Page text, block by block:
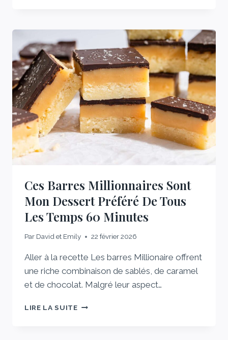
À
2
INGRÉDIENTS
QUI
M’A
TOTALEMENT
ÉPOUSTOUFLÉ
Ces Barres Millionnaires Sont
Mon Dessert Préféré De Tous
Les Temps 60 Minutes
Par David et Emily 22 février 2026
Aller à la recette Les barres Millionaire offrent
une riche combinaison de sablés, de caramel
et de chocolat. Malgré leur aspect…
LIRE LA SUITECES